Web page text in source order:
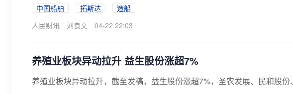
中国船舶 拓斯达
造船
人民财讯
刘良文 04-22 22:03
养殖业板块异动拉升 益生股份涨超7%
养殖业板块异动拉升，截至发稿，益生股份涨超7%，圣农发展、民和股份